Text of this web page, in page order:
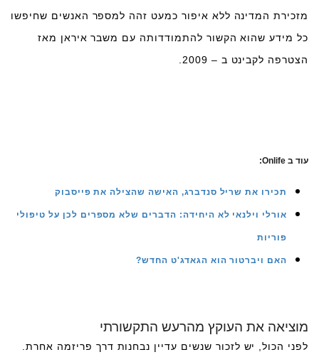
מזכירת המדינה ללא איפור כמעט זהה למספר האנשים שחיפשו
כל מידע שהוא הקשור להתמודדותה עם משבר איראן מאז
הצטרפה לקבינט ב – 2009.
עוד ב Onlife:
תכירו את שריל סנדברג, האישה שהצילה את פייסבוק
אורלי וילנאי לא היחידה: הדברים שלא מספרים לכן על טיפולי
פוריות
האם ויברטור הוא הגאדג'ט החדש?
מוציאה את העוקץ מהרעש התקשורתי
לפני הכול, יש לזכור שנשים עדיין נבחנות דרך פריזמה אחרת.